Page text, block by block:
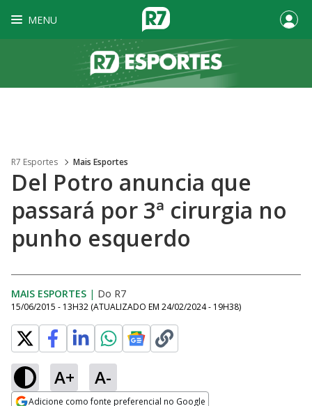
MENU
R7 Esportes Mais Esportes
Del Potro anuncia que
passará por 3ª cirurgia no
punho esquerdo
MAIS ESPORTES | Do R7
15/06/2015 - 13H32 (ATUALIZADO EM 24/02/2024 - 19H38)
A+ A-
Adicione como fonte preferencial no Google